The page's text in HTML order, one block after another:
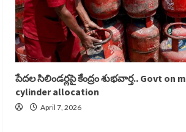
పేదల సిలిండర్లపై కేంద్రం శుభవార్త.. Govt on
cylinder allocation
April 7, 2026